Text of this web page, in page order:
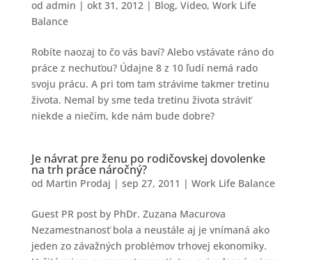
od admin | okt 31, 2012| Blog, Video, Work Life
Balance
Robíte naozaj to čo vás baví? Alebo vstávate ráno do
práce z nechuťou? Údajne 8 z 10 ľudí nemá rado
svoju prácu. A pri tom tam strávime takmer tretinu
života. Nemal by sme teda tretinu života stráviť
niekde a niečím, kde nám bude dobre?
Je návrat pre ženu po rodičovskej dovolenke
na trh práce náročný?
od Martin Prodaj | sep 27, 2011 | Work Life Balance
Guest PR post by PhDr. Zuzana Macurova
Nezamestnanosť bola a neustále aj je vnímaná ako
jeden zo závažných problémov trhovej ekonomiky.